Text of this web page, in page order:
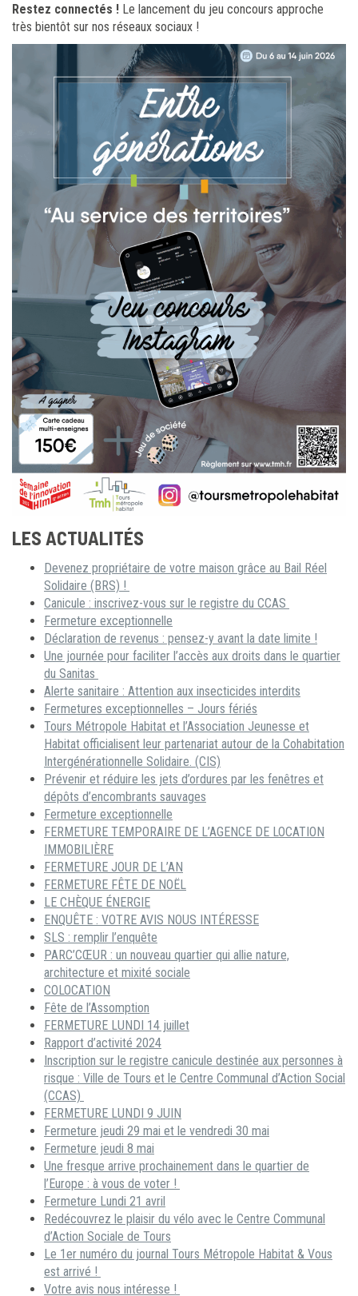
Restez connectés ! Le lancement du jeu concours approche
très bientôt sur nos réseaux sociaux !
LES ACTUALITÉS
Devenez propriétaire de votre maison grâce au Bail Réel
Solidaire (BRS) !
Canicule : inscrivez-vous sur le registre du CCAS
Fermeture exceptionnelle
Déclaration de revenus : pensez-y avant la date limite !
Une journée pour faciliter l’accès aux droits dans le quartier
du Sanitas
Alerte sanitaire : Attention aux insecticides interdits
Fermetures exceptionnelles – Jours fériés
Tours Métropole Habitat et l’Association Jeunesse et
Habitat officialisent leur partenariat autour de la Cohabitation
Intergénérationnelle Solidaire. (CIS)
Prévenir et réduire les jets d’ordures par les fenêtres et
dépôts d’encombrants sauvages
Fermeture exceptionnelle
FERMETURE TEMPORAIRE DE L’AGENCE DE LOCATION
IMMOBILIÈRE
FERMETURE JOUR DE L’AN
FERMETURE FÊTE DE NOËL
LE CHÈQUE ÉNERGIE
ENQUÊTE : VOTRE AVIS NOUS INTÉRESSE
SLS : remplir l’enquête
PARC’CŒUR : un nouveau quartier qui allie nature,
architecture et mixité sociale
COLOCATION
Fête de l’Assomption
FERMETURE LUNDI 14 juillet
Rapport d’activité 2024
Inscription sur le registre canicule destinée aux personnes à
risque : Ville de Tours et le Centre Communal d’Action Social
(CCAS)
FERMETURE LUNDI 9 JUIN
Fermeture jeudi 29 mai et le vendredi 30 mai
Fermeture jeudi 8 mai
Une fresque arrive prochainement dans le quartier de
l’Europe : à vous de voter !
Fermeture Lundi 21 avril
Redécouvrez le plaisir du vélo avec le Centre Communal
d’Action Sociale de Tours
Le 1er numéro du journal Tours Métropole Habitat & Vous
est arrivé !
Votre avis nous intéresse !